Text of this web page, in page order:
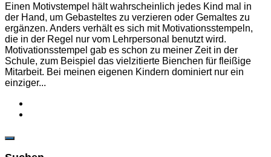
Einen Motivstempel hält wahrscheinlich jedes Kind mal in
der Hand, um Gebasteltes zu verzieren oder Gemaltes zu
ergänzen. Anders verhält es sich mit Motivationsstempeln,
die in der Regel nur vom Lehrpersonal benutzt wird.
Motivationsstempel gab es schon zu meiner Zeit in der
Schule, zum Beispiel das vielzitierte Bienchen für fleißige
Mitarbeit. Bei meinen eigenen Kindern dominiert nur ein
einziger...